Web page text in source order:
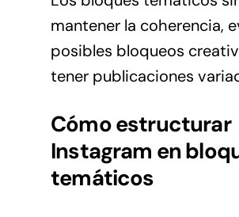
mantener la coherencia,
posibles bloqueos
tener publicaciones
Cómo estructurar
Instagram en
temáticos